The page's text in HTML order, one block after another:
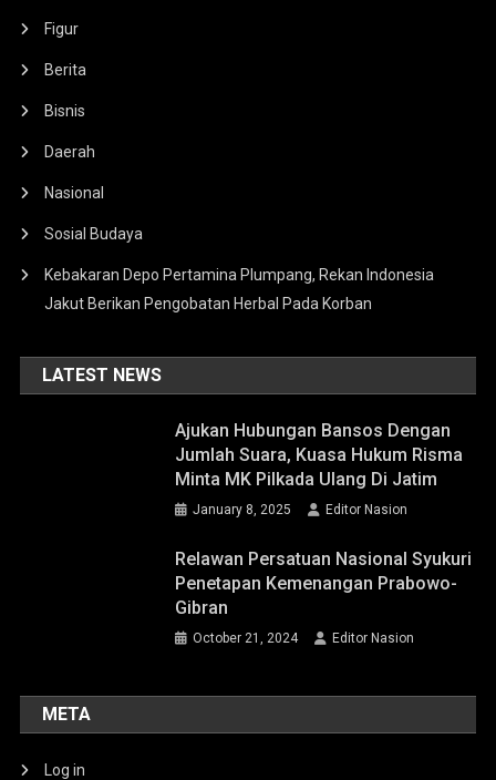
Figur
Berita
Bisnis
Daerah
Nasional
Sosial Budaya
Kebakaran Depo Pertamina Plumpang, Rekan Indonesia
Jakut Berikan Pengobatan Herbal Pada Korban
LATEST NEWS
Ajukan Hubungan Bansos Dengan
Jumlah Suara, Kuasa Hukum Risma
Minta MK Pilkada Ulang Di Jatim
January 8, 2025 Editor Nasion
Relawan Persatuan Nasional Syukuri
Penetapan Kemenangan Prabowo-
Gibran
October 21, 2024 Editor Nasion
META
Log in